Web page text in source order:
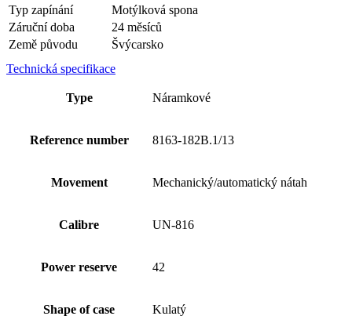
Typ zapínání
Motýlková spona
Záruční doba
24 měsíců
Země původu
Švýcarsko
Technická specifikace
Type Náramkové
Reference number 8163-182B.1/13
Movement Mechanický/automatický nátah
Calibre UN-816
Power reserve 42
Shape of case Kulatý